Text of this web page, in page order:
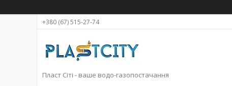
+380 (67) 515-27-74
Пласт Сіті - ваше водо-газопостачання